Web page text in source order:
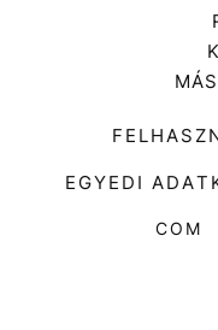
EGYEDI
COM